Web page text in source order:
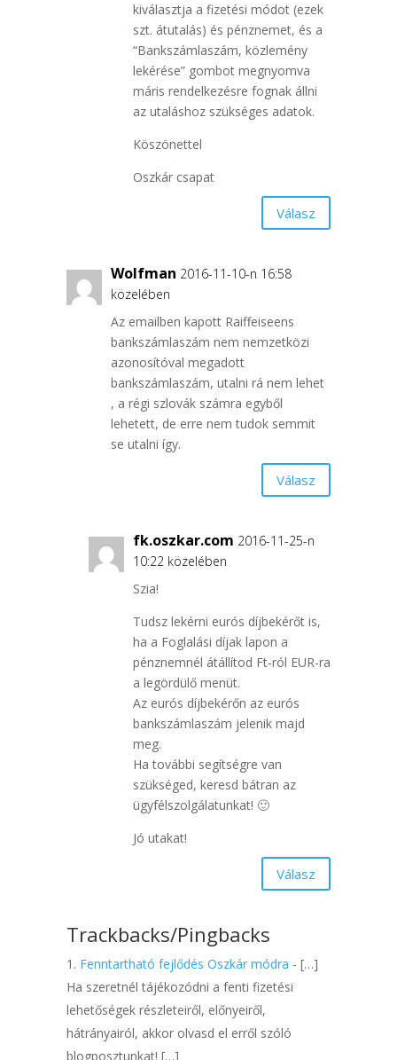
kiválasztja a fizetési módot (ezek
szt. átutalás) és pénznemet, és a
“Bankszámlaszám, közlemény
lekérése” gombot megnyomva
máris rendelkezésre fognak állni
az utaláshoz szükséges adatok.
Köszönettel
Oszkár csapat
Válasz
Wolfman 2016-11-10-n 16:58
közelében
Az emailben kapott Raiffeiseens
bankszámlaszám nem nemzetközi
azonosítóval megadott
bankszámlaszám, utalni rá nem lehet
, a régi szlovák számra egyből
lehetett, de erre nem tudok semmit
se utalni így.
Válasz
fk.oszkar.com 2016-11-25-n
10:22 közelében
Szia!
Tudsz lekérni eurós díjbekérőt is,
ha a Foglalási díjak lapon a
pénznemnél átállítod Ft-ról EUR-ra
a legördülő menüt.
Az eurós díjbekérőn az eurós
bankszámlaszám jelenik majd
meg.
Ha további segítségre van
szükséged, keresd bátran az
ügyfélszolgálatunkat! 🙂
Jó utakat!
Válasz
Trackbacks/Pingbacks
Fenntartható fejlődés Oszkár módra - […]
Ha szeretnél tájékozódni a fenti fizetési
lehetőségek részleteiről, előnyeiről,
hátrányairól, akkor olvasd el erről szóló
blogposztunkat! […]